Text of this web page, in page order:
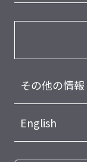
その他の情報
English